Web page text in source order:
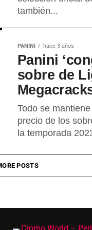
también...
PANINI hace 3 años
Panini
sobre de
Todo se
precio de los
la temporada
POSTS